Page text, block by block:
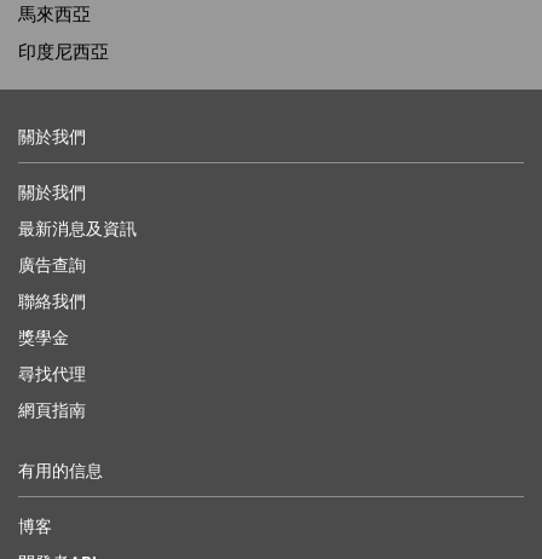
馬來西亞
印度尼西亞
關於我們
關於我們
最新消息及資訊
廣告查詢
聯絡我們
獎學金
尋找代理
網頁指南
有用的信息
博客